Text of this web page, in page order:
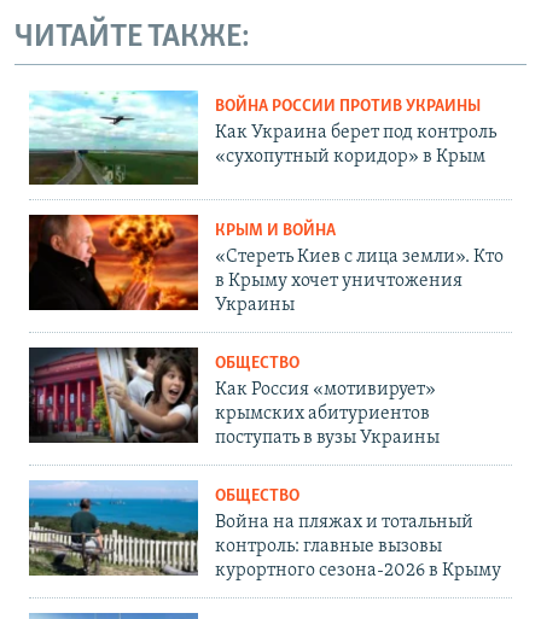
ЧИТАЙТЕ ТАКЖЕ:
ВОЙНА РОССИИ ПРОТИВ УКРАИНЫ
Как Украина берет под контроль
«сухопутный коридор» в Крым
КРЫМ И ВОЙНА
«Стереть Киев с лица земли». Кто
в Крыму хочет уничтожения
Украины
ОБЩЕСТВО
Как Россия «мотивирует»
крымских абитуриентов
поступать в вузы Украины
ОБЩЕСТВО
Война на пляжах и тотальный
контроль: главные вызовы
курортного сезона-2026 в Крыму